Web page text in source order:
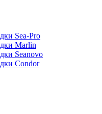
Sea-Pro
Marlin
Seanovo
Condor